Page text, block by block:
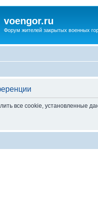
voengor.ru
Форум жителей закрытых военных
все cookie, установленные